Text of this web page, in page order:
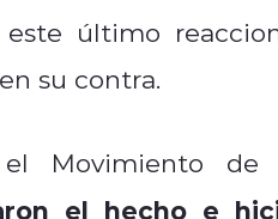
último
su contra.
el Movimiento de
el hecho e